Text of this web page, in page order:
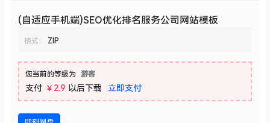
(自适应手机端)SEO优化排名服务公司网站模板
格式： ZIP
您当前的等级为 游客
支付 ￥2.9 以后下载 立即支付